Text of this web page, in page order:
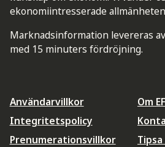
ekonomiintresserade
Marknadsinformation levereras
med 15 minuters fördröjning.
Användarvillkor
Integritetspolicy
Prenumerationsvillkor
Om
Tipsa